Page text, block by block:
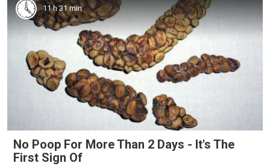
11 h 31 min
No Poop For More Than 2 Days - It's The
First Sign Of